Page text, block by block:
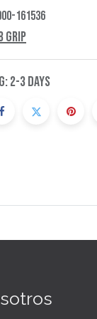
161536
Grip
2-3 Days